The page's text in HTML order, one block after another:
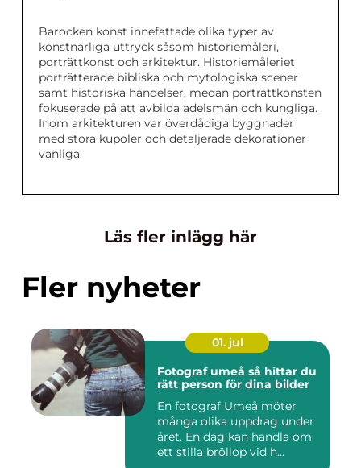
Barocken konst innefattade olika typer av
konstnärliga uttryck såsom historiemåleri,
porträttkonst och arkitektur. Historiemåleriet
porträtterade bibliska och mytologiska scener
samt historiska händelser, medan porträttkonsten
fokuserade på att avbilda adelsmän och kungliga.
Inom arkitekturen var överdådiga byggnader
med stora kupoler och detaljerade dekorationer
vanliga.
Läs fler inlägg här
Fler nyheter
01. jul
Fotograf umeå så hittar du
rätt person för dina bilder
En fotograf Umeå möter
många olika uppdrag under
året. En dag kan handla om
ett stilla bröllop vid h...